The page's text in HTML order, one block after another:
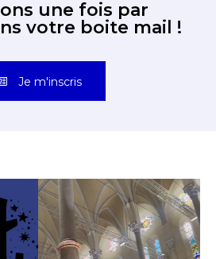
une fois par
votre boite mail !
Je m'inscris